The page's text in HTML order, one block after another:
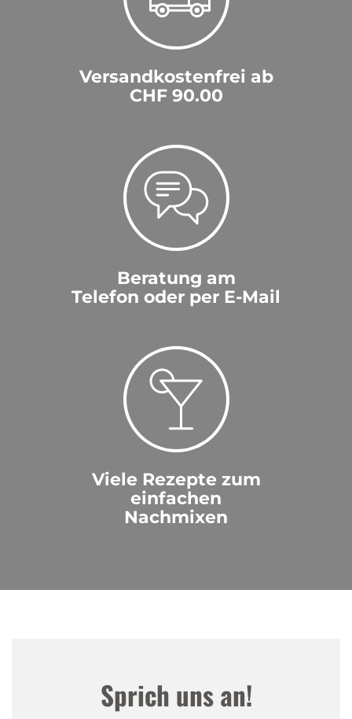
Versandkostenfrei ab
CHF 90.00
Beratung am
Telefon oder per E-Mail
Viele Rezepte zum
einfachen
Nachmixen
Sprich uns an!